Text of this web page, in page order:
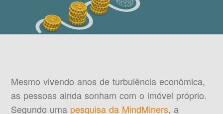
Mesmo vivendo anos de turbulência econômica,
as pessoas ainda sonham com o imóvel próprio.
Segundo uma pesquisa da MindMiners, a